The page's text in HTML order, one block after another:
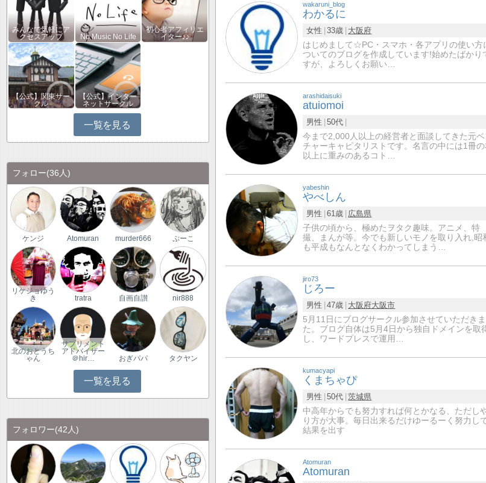
wakaruni_blog
わかるに
女性 33歳 大阪府
はじめまして☆PC・スマホ・各アプリの使い方
ついてのブログを作成しています!始めたばかり
すが、よろしくお願い…
arashidaisuki
atuiomoi
男性
50代
今まで2,000人以上の経営者と面談してきた元ベ
チャーキャピタリストです。名言の中には1冊の
以上に重みのあるコト…
yabeshin
やべしん
男性 61歳 広島県
子供の頃から、極めたヲタク趣味。アニメ、特
撮、まんが等。今でも新しいモノを取り入れ,昭
も平成もなんとなくわかってしまう…
jiro73
じろー
男性 47歳 大阪府大阪市
5月11日にブログサークル参加させていただき
た。ブログ自体は5月4日から独自ドメインを取
し、ワードプレスで運用…
kumacyapi
くまちゃぴ
男性 50代 茨城県
中高年からでも努力すれば何とかなる、ただし
り方が大事。毎日出来るだけゆーるーく努力し
結果を出す
Atomuran
Atomuran
みんなで気軽にア
クセスアップ
No Music No Life
初心者アフィリエ
イター♪♪
【公式】関東サー
クル
【公式】インター
ネットサークル
一覧を見る
フォロー(36人)
ケンジ Atomuran murder666 ぷーこ
リケジョゆう
き
tratra 自画自讃 nir888
北のおとうち
ゃん
サプリメント
アドバイザー
＠hir…
おぎパパ タクヤン
一覧を見る
フォロワー(42人)